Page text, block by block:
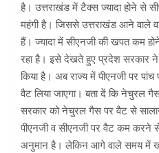
है। उत्तराखंड में टैक्स ज्यादा होने से
महंगी है। जिससे उत्तराखंड आने वाले
हैं। ज्यादा में सीएनजी की खपत कम
रहा है। इसे देखते हुए प्रदेश सरकार
किया है। अब राज्य में पीएनजी पर
वैट लिया जाएगा। बता दें कि नेचुरल
सरकार को नेचुरल गैस पर वैट से
पीएनजी व सीएनजी पर वैट कम करने
अनुमान है। लेकिन आगे वाले समय में